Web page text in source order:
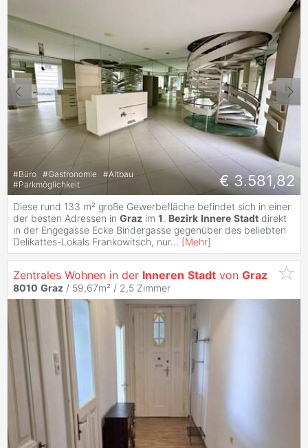
#Büro #Gastronomie #Altbau
#Parkmöglichkeit € 3.581,82
Diese rund 133 m² große Gewerbefläche befindet sich in einer
der besten Adressen in Graz im 1. Bezirk Innere Stadt direkt
in der Engegasse Ecke Bindergasse gegenüber des beliebten
Delikattes-Lokals Frankowitsch, nur... [Mehr]
Zentrales Wohnen in der Inneren Stadt von Graz
8010 Graz / 59,67m² / 2,5 Zimmer